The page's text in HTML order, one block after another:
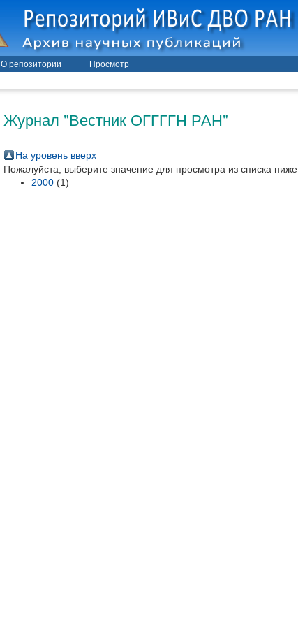
О репозитории Просмотр
Журнал "Вестник ОГГГГН РАН"
На уровень вверх
Пожалуйста, выберите значение для просмотра из списка ниже.
2000 (1)